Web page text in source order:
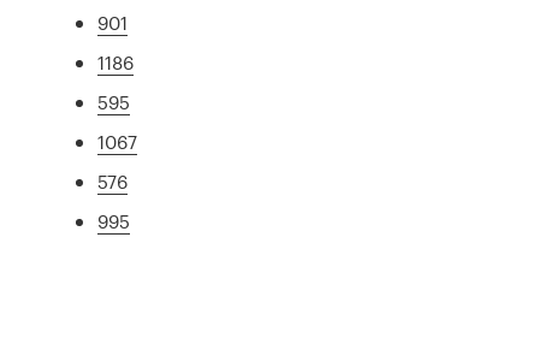
901
1186
595
1067
576
995